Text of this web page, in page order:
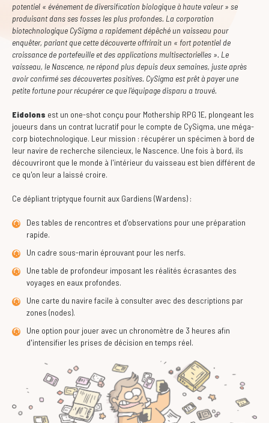
potentiel « événement de diversification biologique à haute valeur » se
produisant dans ses fosses les plus profondes. La corporation
biotechnologique CySigma a rapidement dépêché un vaisseau pour
enquêter, pariant que cette découverte offrirait un « fort potentiel de
croissance de portefeuille et des applications multisectorielles ». Le
vaisseau, le Nascence, ne répond plus depuis deux semaines, juste après
avoir confirmé ses découvertes positives. CySigma est prêt à payer une
petite fortune pour récupérer ce que l'équipage disparu a trouvé.
Eidolons est un one-shot conçu pour Mothership RPG 1E, plongeant les
joueurs dans un contrat lucratif pour le compte de CySigma, une méga-
corp biotechnologique. Leur mission : récupérer un spécimen à bord de
leur navire de recherche silencieux, le Nascence. Une fois à bord, ils
découvriront que le monde à l'intérieur du vaisseau est bien différent de
ce qu'on leur a laissé croire.
Ce dépliant triptyque fournit aux Gardiens (Wardens) :
Des tables de rencontres et d'observations pour une préparation
rapide.
Un cadre sous-marin éprouvant pour les nerfs.
Une table de profondeur imposant les réalités écrasantes des
voyages en eaux profondes.
Une carte du navire facile à consulter avec des descriptions par
zones (nodes).
Une option pour jouer avec un chronomètre de 3 heures afin
d'intensifier les prises de décision en temps réel.